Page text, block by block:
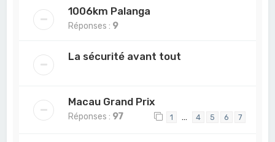
1006km Palanga
Réponses : 9
La sécurité avant tout
Macau Grand Prix
Réponses : 97 1 … 4 5 6 7